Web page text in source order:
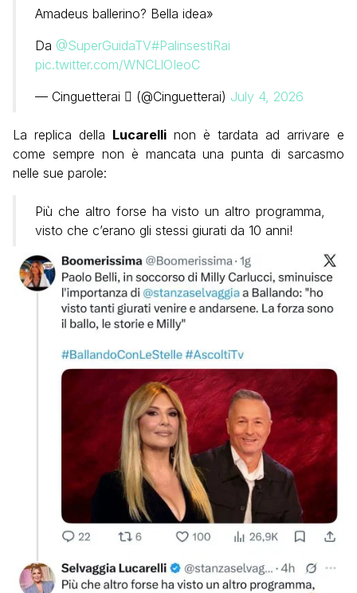
Amadeus ballerino? Bella idea»
Da @SuperGuidaTV#PalinsestiRai
pic.twitter.com/WNCLlOIeoC
— Cinguetterai  (@Cinguetterai) July 4, 2026
La replica della Lucarelli non è tardata ad arrivare e
come sempre non è mancata una punta di sarcasmo
nelle sue parole:
Più che altro forse ha visto un altro programma,
visto che c’erano gli stessi giurati da 10 anni!